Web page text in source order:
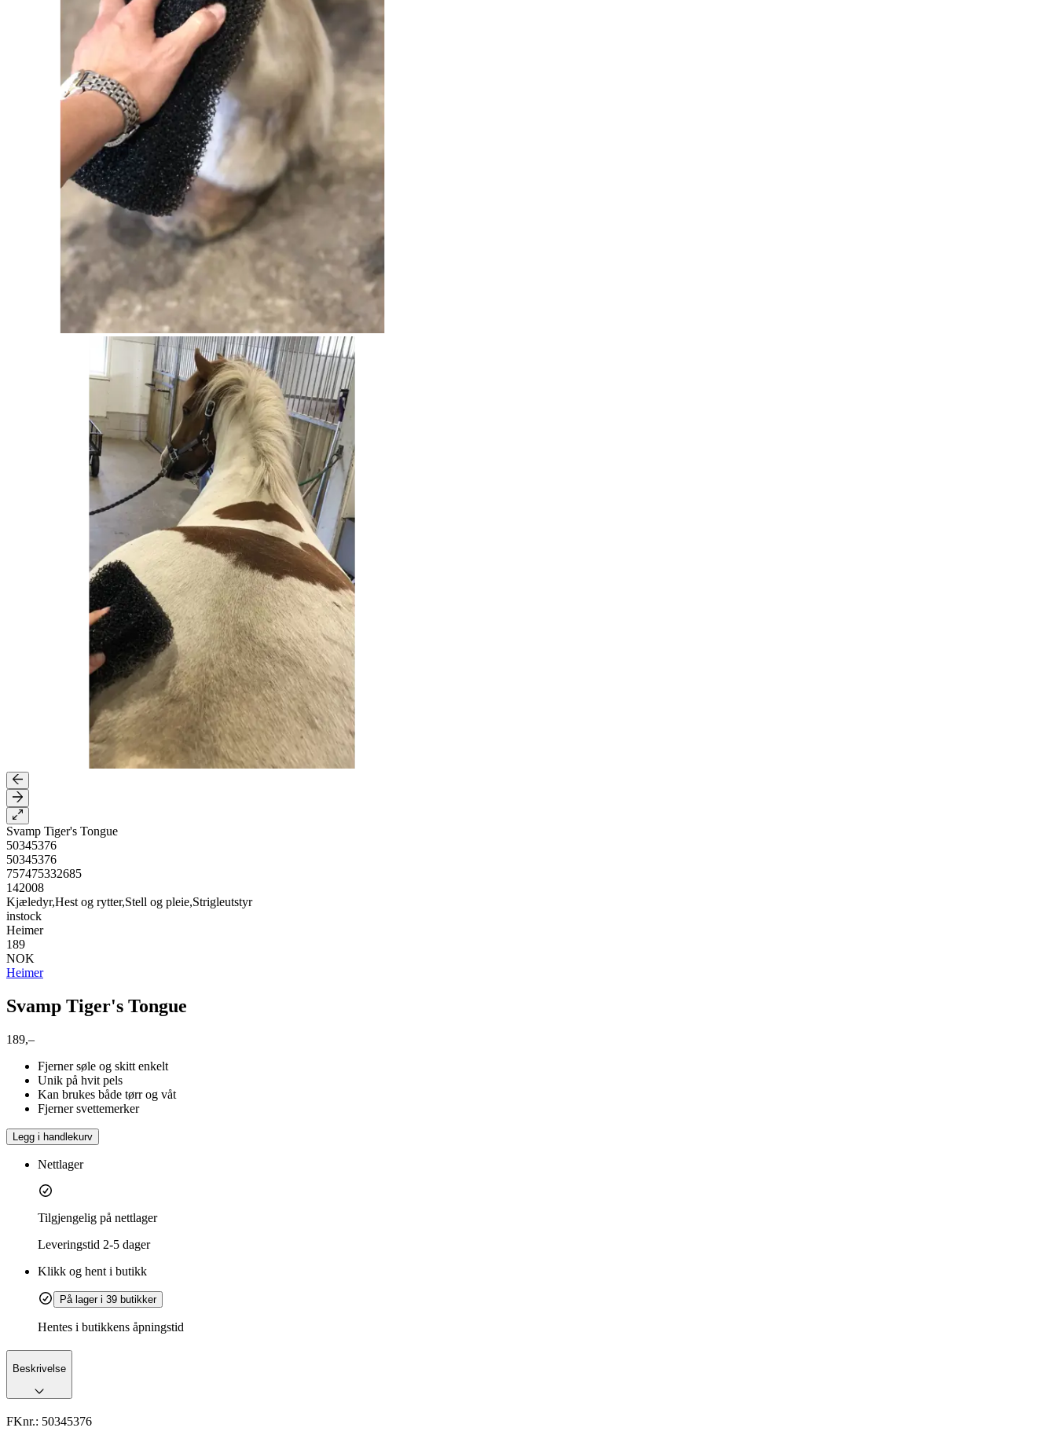
Svamp Tiger's Tongue
50345376
50345376
757475332685
142008
Kjæledyr,Hest og rytter,Stell og pleie,Strigleutstyr
instock
Heimer
189
NOK
Heimer
Svamp Tiger's Tongue
189,–
Fjerner søle og skitt enkelt
Unik på hvit pels
Kan brukes både tørr og våt
Fjerner svettemerker
Legg i handlekurv
Nettlager
Tilgjengelig på nettlager
Leveringstid 2-5 dager
Klikk og hent i butikk
På lager i 39 butikker
Hentes i butikkens åpningstid
Beskrivelse
FKnr.: 50345376